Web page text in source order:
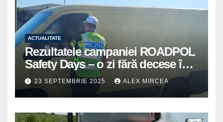
ACTUALITATE
Rezultatele campaniei ROADPOL
Safety Days – o zi fără decese în
trafic
23 SEPTEMBRIE 2025 ALEX MIRCEA